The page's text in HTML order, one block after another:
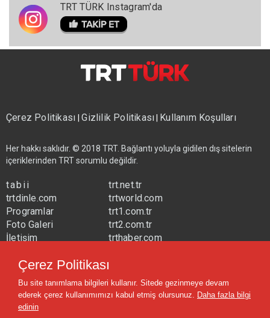
TRT TÜRK Instagram'da
Çerez Politikası|Gizlilik Politikası| Kullanım Koşulları
Her hakkı saklıdır. © 2018 TRT. Bağlantı yoluyla gidilen dış sitelerin
içeriklerinden TRT sorumlu değildir.
tabii
trtdinle.com
Programlar
Foto Galeri
İletişim
trt.net.tr
trtworld.com
trt1.com.tr
trt2.com.tr
trthaber.com
trtavaz.com.tr
trtmuzik.net.tr
trtcocuk.net.tr
Çerez Politikası
Bu site tanımlama bilgileri kullanır. Sitede gezinmeye devam
ederek çerez kullanımımızı kabul etmiş olursunuz. Daha fazla bilgi
edinin